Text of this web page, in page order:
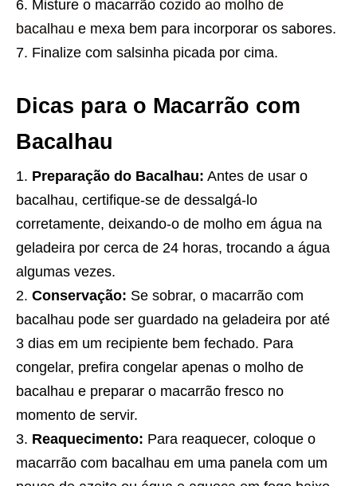
Misture o macarrão cozido ao molho de
bacalhau e mexa bem para incorporar os sabores.
Finalize com salsinha picada por cima.
Dicas para o Macarrão com
Bacalhau
Preparação do Bacalhau: Antes de usar o
bacalhau, certifique-se de dessalgá-lo
corretamente, deixando-o de molho em água na
geladeira por cerca de 24 horas, trocando a água
algumas vezes.
Conservação: Se sobrar, o macarrão com
bacalhau pode ser guardado na geladeira por até
3 dias em um recipiente bem fechado. Para
congelar, prefira congelar apenas o molho de
bacalhau e preparar o macarrão fresco no
momento de servir.
Reaquecimento: Para reaquecer, coloque o
macarrão com bacalhau em uma panela com um